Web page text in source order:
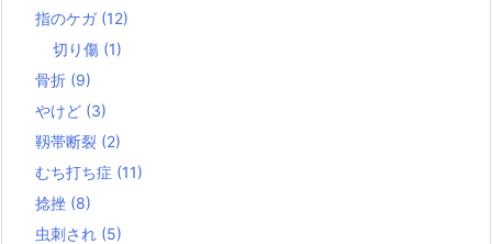
指のケガ (12)
切り傷 (1)
骨折 (9)
やけど (3)
靱帯断裂 (2)
むち打ち症 (11)
捻挫 (8)
虫刺され (5)